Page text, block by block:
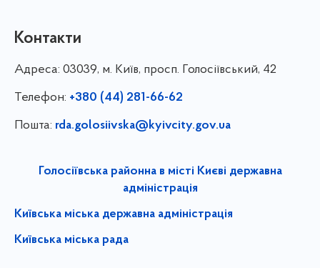
Контакти
Адреса: 03039, м. Київ, просп. Голосіївський, 42
Телефон: +380 (44) 281-66-62
Пошта: rda.golosiivska@kyivcity.gov.ua
Голосіївська районна в місті Києві державна
адміністрація
Київська міська державна адміністрація
Київська міська рада